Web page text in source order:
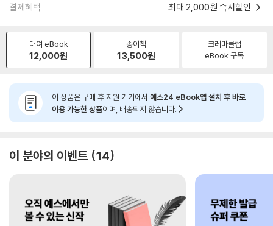
결제혜택 최대 2,000원 즉시할인
대여 eBook
12,000원
종이책
13,500원
크레마클럽
eBook 구독
이 상품은 구매 후 지원 기기에서 예스24 eBook앱 설치 후 바로
이용 가능한 상품이며, 배송되지 않습니다.
이 분야의 이벤트 14